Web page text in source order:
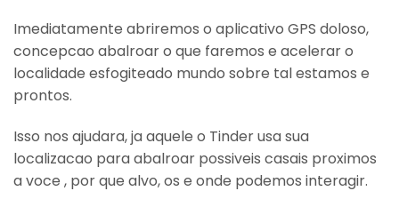
Imediatamente abriremos o aplicativo GPS doloso,
concepcao abalroar o que faremos e acelerar o
localidade esfogiteado mundo sobre tal estamos e
prontos.
Isso nos ajudara, ja aquele o Tinder usa sua
localizacao para abalroar possiveis casais proximos
a voce , por que alvo, os e onde podemos interagir.